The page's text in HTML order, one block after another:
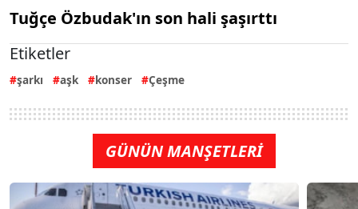
Tuğçe Özbudak'ın son hali şaşırttı
Etiketler
şarkı aşk konser Çeşme
GÜNÜN MANŞETLERİ